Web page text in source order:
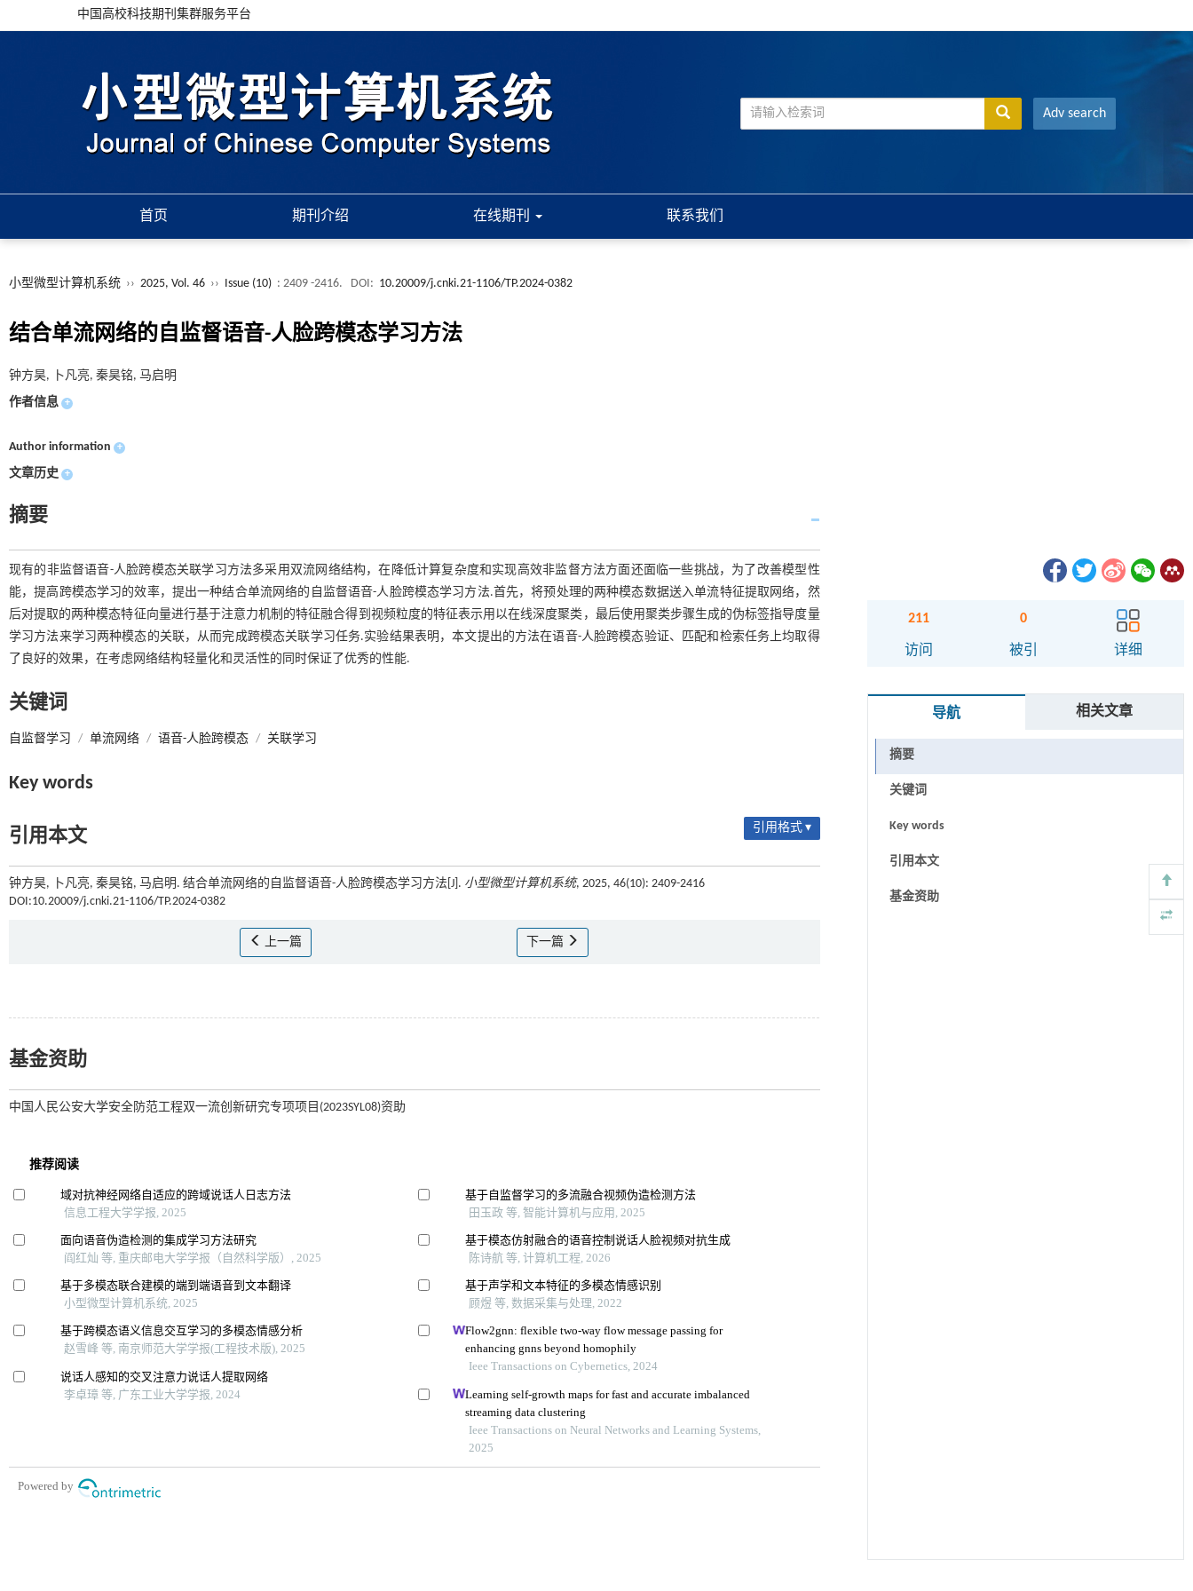
中国高校科技期刊集群服务平台
Adv search
首页 期刊介绍 在线期刊 联系我们
小型微型计算机系统 ›› 2025, Vol. 46 ›› Issue (10) : 2409 -2416. DOI: 10.20009/j.cnki.21-1106/TP.2024-0382
结合单流网络的自监督语音-人脸跨模态学习方法
钟方昊, 卜凡亮, 秦昊铭, 马启明
作者信息 +
Author information +
文章历史 +
摘要
现有的非监督语音-人脸跨模态关联学习方法多采用双流网络结构，在降低计算复杂度和实现高效非监督方法方面还面临一些挑战，为了改善模型性
能，提高跨模态学习的效率，提出一种结合单流网络的自监督语音-人脸跨模态学习方法.首先，将预处理的两种模态数据送入单流特征提取网络，然
后对提取的两种模态特征向量进行基于注意力机制的特征融合得到视频粒度的特征表示用以在线深度聚类，最后使用聚类步骤生成的伪标签指导度量
学习方法来学习两种模态的关联，从而完成跨模态关联学习任务.实验结果表明，本文提出的方法在语音-人脸跨模态验证、匹配和检索任务上均取得
了良好的效果，在考虑网络结构轻量化和灵活性的同时保证了优秀的性能.
关键词
自监督学习 / 单流网络 / 语音-人脸跨模态 / 关联学习
Key words
引用本文 引用格式 ▾
钟方昊, 卜凡亮, 秦昊铭, 马启明. 结合单流网络的自监督语音-人脸跨模态学习方法[J]. 小型微型计算机系统, 2025, 46(10): 2409-2416
DOI:10.20009/j.cnki.21-1106/TP.2024-0382
上一篇 下一篇
基金资助
中国人民公安大学安全防范工程双一流创新研究专项项目(2023SYL08)资助
211
访问
0
被引 详细
导航 相关文章
摘要
关键词
Key words
引用本文
基金资助